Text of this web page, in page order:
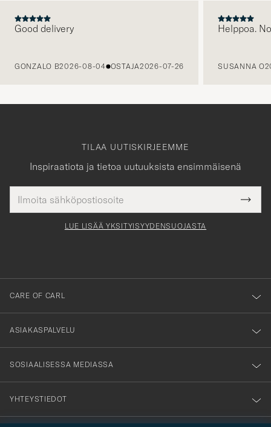
Good delivery
GONZALO B2026-08-04 OSTAJA2026-07-26
Helppoa.
SUSANNA O
TILAA UUTISKIRJEEMME
Inspiraatiota ja tietoa uutuuksista ensimmäisenä
tieto
Tack
för
dig
till
vårt
nyhetsbrev!
LUE LISÄÄ YKSITYISYYDENSUOJASTA
CARE OF CARL
ASIAKASPALVELU
SOSIAALISESSA MEDIASSA
YHTEYSTIEDOT